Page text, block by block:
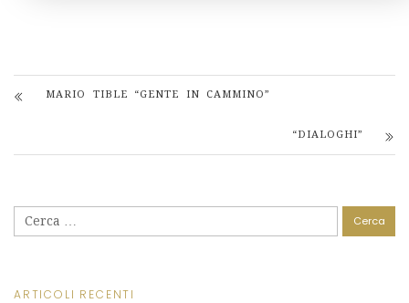
MARIO TIBLE “GENTE IN CAMMINO”
“DIALOGHI”
per:
ARTICOLI RECENTI